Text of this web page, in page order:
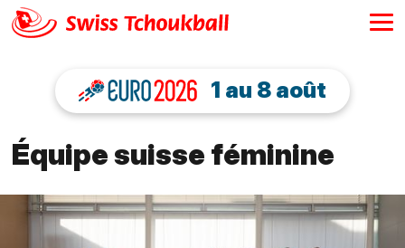
1 au 8 août
Équipe suisse féminine